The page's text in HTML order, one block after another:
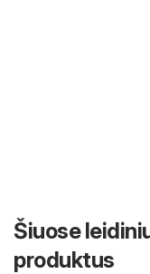
Šiuose
produktus